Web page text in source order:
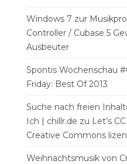
Windows 7 zur
Controller / Cubase 5
Ausbeuter
Spontis Wochenschau
Friday: Best Of 2013
Suche nach freien
Ich | chillr.de zu Let’s
Creative Commons
Weihnachtsmusik von